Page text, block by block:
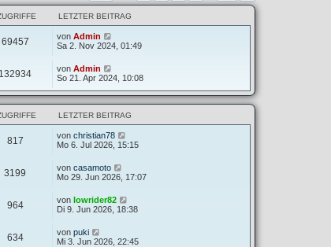
LETZTER BEITRAG
69457 von Admin
Sa 2. Nov 2024, 01:49
132934 von Admin
So 21. Apr 2024, 10:08
LETZTER BEITRAG
817 von christian78
Mo 6. Jul 2026, 15:15
3199 von casamoto
Mo 29. Jun 2026, 17:07
964 von lowrider82
Di 9. Jun 2026, 18:38
634 von puki
Mi 3. Jun 2026, 22:45